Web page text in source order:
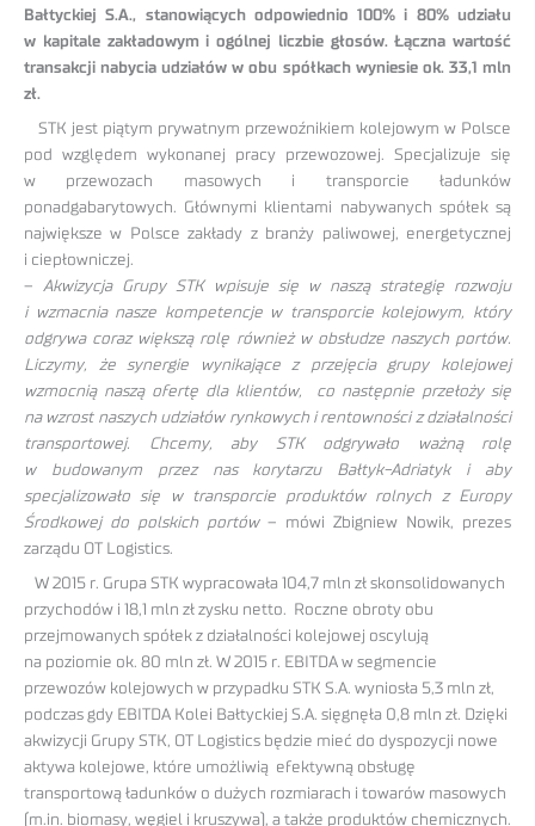
Bałtyckiej S.A., stanowiących odpowiednio 100% i 80% udziału
w kapitale zakładowym i ogólnej liczbie głosów. Łączna wartość
transakcji nabycia udziałów w obu spółkach wyniesie ok. 33,1 mln
zł.
STK jest piątym prywatnym przewoźnikiem kolejowym w Polsce
pod względem wykonanej pracy przewozowej. Specjalizuje się
w przewozach masowych i transporcie ładunków
ponadgabarytowych. Głównymi klientami nabywanych spółek są
największe w Polsce zakłady z branży paliwowej, energetycznej
i ciepłowniczej.
– Akwizycja Grupy STK wpisuje się w naszą strategię rozwoju
i wzmacnia nasze kompetencje w transporcie kolejowym, który
odgrywa coraz większą rolę również w obsłudze naszych portów.
Liczymy, że synergie wynikające z przejęcia grupy kolejowej
wzmocnią naszą ofertę dla klientów, co następnie przełoży się
na wzrost naszych udziałów rynkowych i rentowności z działalności
transportowej. Chcemy, aby STK odgrywało ważną rolę
w budowanym przez nas korytarzu Bałtyk-Adriatyk i aby
specjalizowało się w transporcie produktów rolnych z Europy
Środkowej do polskich portów– mówi Zbigniew Nowik, prezes
zarządu OT Logistics.
W 2015 r. Grupa STK wypracowała 104,7 mln zł skonsolidowanych
przychodów i 18,1 mln zł zysku netto. Roczne obroty obu
przejmowanych spółek z działalności kolejowej oscylują
na poziomie ok. 80 mln zł. W 2015 r. EBITDA w segmencie
przewozów kolejowych w przypadku STK S.A. wyniosła 5,3 mln zł,
podczas gdy EBITDA Kolei Bałtyckiej S.A. sięgnęła 0,8 mln zł. Dzięki
akwizycji Grupy STK, OT Logistics będzie mieć do dyspozycji nowe
aktywa kolejowe, które umożliwią efektywną obsługę
transportową ładunków o dużych rozmiarach i towarów masowych
(m.in. biomasy, węgiel i kruszywa), a także produktów chemicznych.